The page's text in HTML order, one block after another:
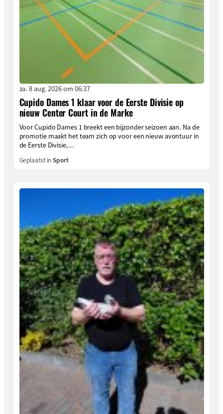
za. 8 aug. 2026 om 06:37
Cupido Dames 1 klaar voor de Eerste Divisie op
nieuw Center Court in de Marke
Voor Cupido Dames 1 breekt een bijzonder seizoen aan. Na de
promotie maakt het team zich op voor een nieuw avontuur in
de Eerste Divisie,...
Geplaatst inSport